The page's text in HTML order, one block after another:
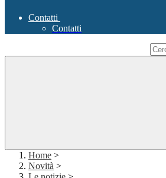
Contatti
Contatti
Home >
Novità >